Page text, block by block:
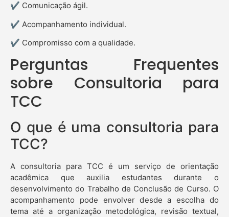
✔ Comunicação ágil.
✔ Acompanhamento individual.
✔ Compromisso com a qualidade.
Perguntas Frequentes
sobre Consultoria para
TCC
O que é uma consultoria para
TCC?
A consultoria para TCC é um serviço de orientação
acadêmica que auxilia estudantes durante o
desenvolvimento do Trabalho de Conclusão de Curso. O
acompanhamento pode envolver desde a escolha do
tema até a organização metodológica, revisão textual,